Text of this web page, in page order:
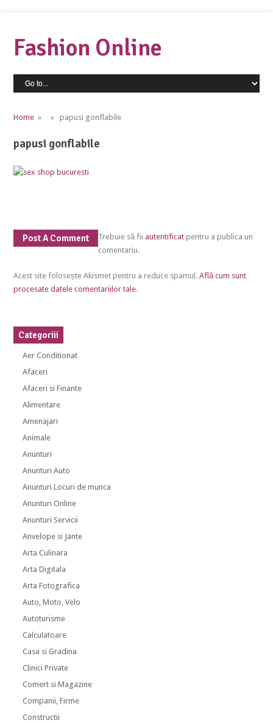
Fashion Online
Home» » papusi gonflabile
papusi gonflabile
Post A Comment Trebuie să fii autentificatpentru a publica un
comentariu.
Acest site folosește Akismet pentru a reduce spamul. Află cum sunt
procesate datele comentariilor tale.
Categoriii
Aer Conditionat
Afaceri
Afaceri si Finante
Alimentare
Amenajari
Animale
Anunturi
Anunturi Auto
Anunturi Locuri de munca
Anunturi Online
Anunturi Servicii
Anvelope si Jante
Arta Culinara
Arta Digitala
Arta Fotografica
Auto, Moto, Velo
Autoturisme
Calculatoare
Casa si Gradina
Clinici Private
Comert si Magazine
Companii, Firme
Constructii